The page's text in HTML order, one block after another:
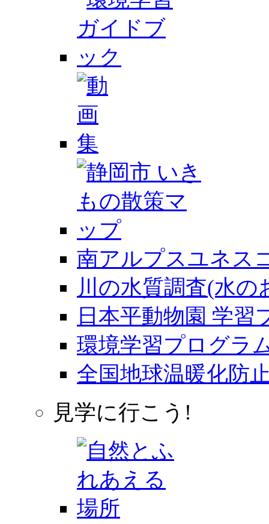
南アルプスユネス
川の水質調査(水の
日本平動物園 学習
環境学習プログラ
全国地球温暖化防
見学に行こう!